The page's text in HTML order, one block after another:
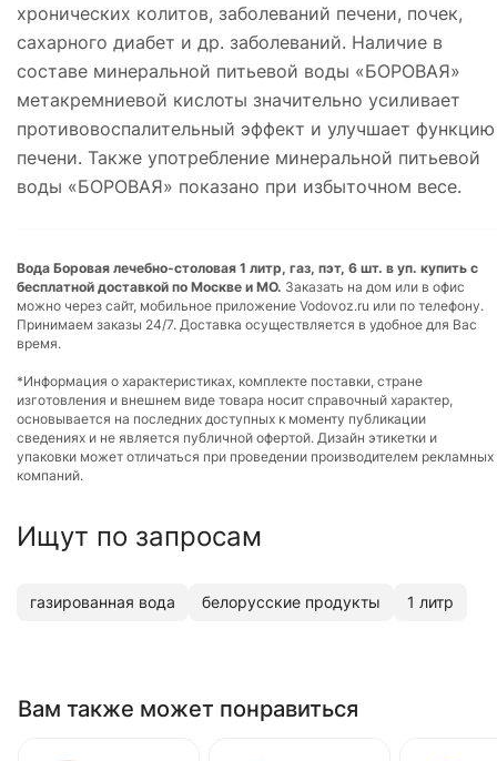
хронических колитов, заболеваний печени, почек,
сахарного диабет и др. заболеваний. Наличие в
составе минеральной питьевой воды «БОРОВАЯ»
метакремниевой кислоты значительно усиливает
противовоспалительный эффект и улучшает функцию
печени. Также употребление минеральной питьевой
воды «БОРОВАЯ» показано при избыточном весе.
Вода Боровая лечебно-столовая 1 литр, газ, пэт, 6 шт. в уп. купить с
бесплатной доставкой по Москве и МО. Заказать на дом или в офис
можно через сайт, мобильное приложение Vodovoz.ru или по телефону.
Принимаем заказы 24/7. Доставка осуществляется в удобное для Вас
время.
*Информация о характеристиках, комплекте поставки, стране
изготовления и внешнем виде товара носит справочный характер,
основывается на последних доступных к моменту публикации
сведениях и не является публичной офертой. Дизайн этикетки и
упаковки может отличаться при проведении производителем рекламных
компаний.
Ищут по запросам
газированная вода белорусские продукты 1 литр
Вам также может понравиться